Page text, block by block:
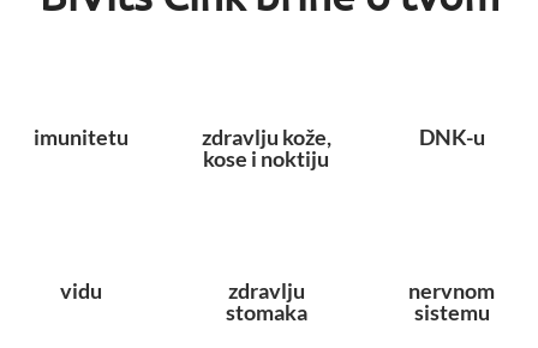
imunitetu
zdravlju kože,
kose i noktiju
DNK-u
vidu
zdravlju
stomaka
nervnom
sistemu